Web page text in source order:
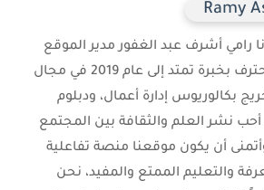
Ramy
رامي أشرف عبد الغفور مدير الموقع
ومدون محترف بخبرة تمتد إلى عام 2019 في مجال
بكالوريوس إدارة أعمال، ودبلوم
أحب نشر العلم والثقافة بين المجتمع
أن يكون موقعنا منصة تفاعلية
والتعليم الممتع والمفيد، نحن